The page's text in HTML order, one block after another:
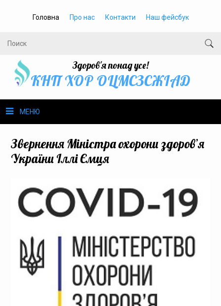
Головна Про нас Контакти Наш фейсбук
Здоров'я понад усе!
КНП ХОР ОЦМСЗСЖIАД
МЕНЮ
Громадське здоров’я
Безбар’єрність
Громадянам
Медпрацівникам
Статистика
Звернення Міністра охорони здоров’я
України Іллі Ємця